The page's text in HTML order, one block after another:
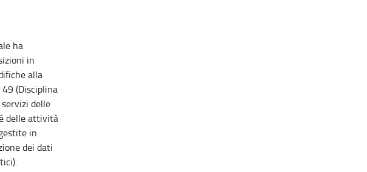
ha
in
alla
(Disciplina
delle
delle attività
in
dei dati